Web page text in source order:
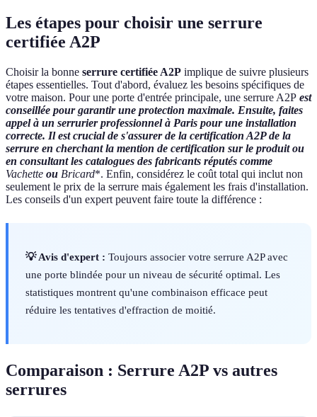
Les étapes pour choisir une serrure
certifiée A2P
Choisir la bonne serrure certifiée A2P implique de suivre plusieurs
étapes essentielles. Tout d'abord, évaluez les besoins spécifiques de
votre maison. Pour une porte d'entrée principale, une serrure A2P est
conseillée pour garantir une protection maximale. Ensuite, faites
appel à un serrurier professionnel à Paris pour une installation
correcte. Il est crucial de s'assurer de la certification A2P de la
serrure en cherchant la mention de certification sur le produit ou
en consultant les catalogues des fabricants réputés comme
Vachette ou Bricard*. Enfin, considérez le coût total qui inclut non
seulement le prix de la serrure mais également les frais d'installation.
Les conseils d'un expert peuvent faire toute la différence :
💡 Avis d'expert : Toujours associer votre serrure A2P avec
une porte blindée pour un niveau de sécurité optimal. Les
statistiques montrent qu'une combinaison efficace peut
réduire les tentatives d'effraction de moitié.
Comparaison : Serrure A2P vs autres
serrures